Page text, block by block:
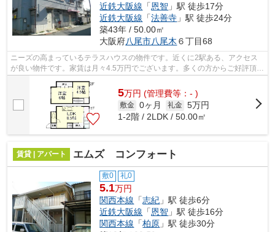
近鉄大阪線 「恩智 」駅 徒歩17分
近鉄大阪線 「法善寺 」駅 徒歩24分
築43年 / 50.00㎡
大阪府八尾市八尾木 ６丁目68
ニーズの高まっているテラスハウスの物件です。近くに2駅ある、アクセス
が良い物件です。家賃は月々4.5万円でございます。多くの方からご好評頂い
ている北野戸建(北端)のご紹介です。...
5万円 (管理費等：- )
敷金 0ヶ月 礼金 5万円
1-2階 / 2LDK / 50.00㎡
賃貸 | アパート エムズ コンフォート
敷0 礼0
5.1万円
関西本線 「志紀 」駅 徒歩6分
近鉄大阪線 「恩智 」駅 徒歩16分
関西本線 「柏原 」駅 徒歩30分